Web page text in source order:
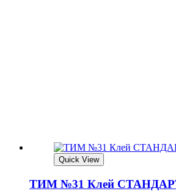
Quick View
ТИМ №31 Клей